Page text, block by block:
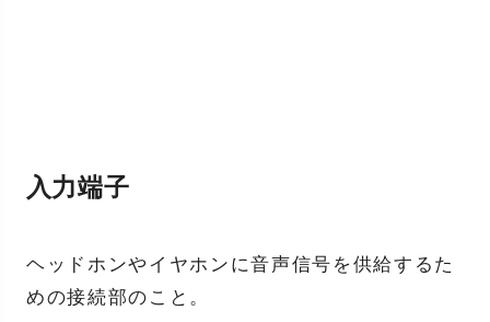
入力端子
ヘッドホンやイヤホンに音声信号を供給するた
めの接続部のこと。